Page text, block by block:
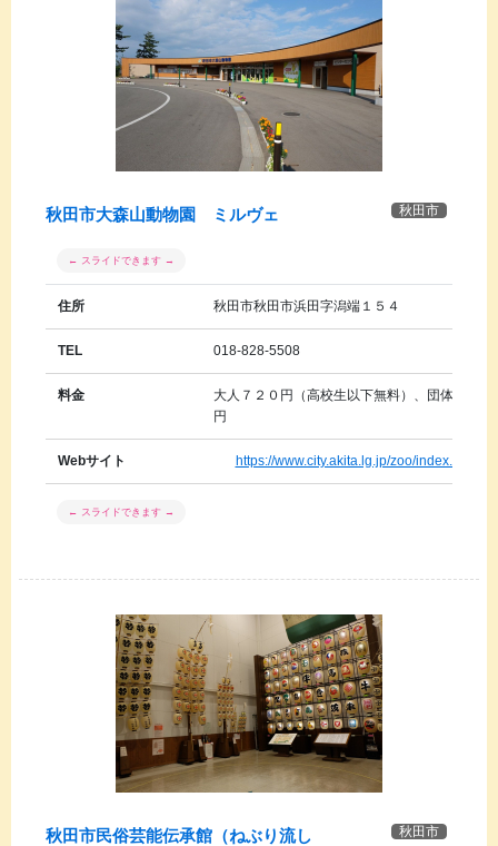
秋田市
秋田市大森山動物園 ミルヴェ
住所 秋田市秋田市浜田字潟端１５４
TEL 018-828-5508
料金
大人７２０円（高校生以下無料）、団体５２
円
Webサイト https://www.city.akita.lg.jp/zoo/index.html
秋田市
秋田市民俗芸能伝承館（ねぶり流し